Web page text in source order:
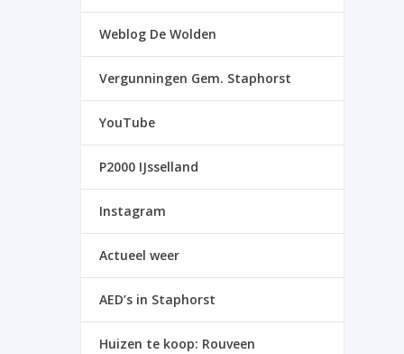
Weblog De Wolden
Vergunningen Gem. Staphorst
YouTube
P2000 IJsselland
Instagram
Actueel weer
AED’s in Staphorst
Huizen te koop: Rouveen